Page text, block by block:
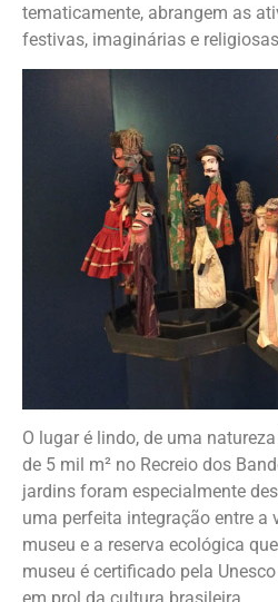
tematicamente, abrangem as
festivas, imaginárias e
O lugar é lindo, de uma
de 5 mil m² no Recreio dos
jardins foram especialmente
uma perfeita integração entre a
museu e a reserva ecológica
museu é certificado pela